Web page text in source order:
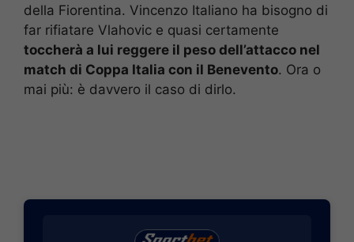
della Fiorentina. Vincenzo Italiano ha bisogno di
far rifiatare Vlahovic e quasi certamente
toccherà a lui reggere il peso dell’attacco nel
match di Coppa Italia con il Benevento. Ora o
mai più: è davvero il caso di dirlo.